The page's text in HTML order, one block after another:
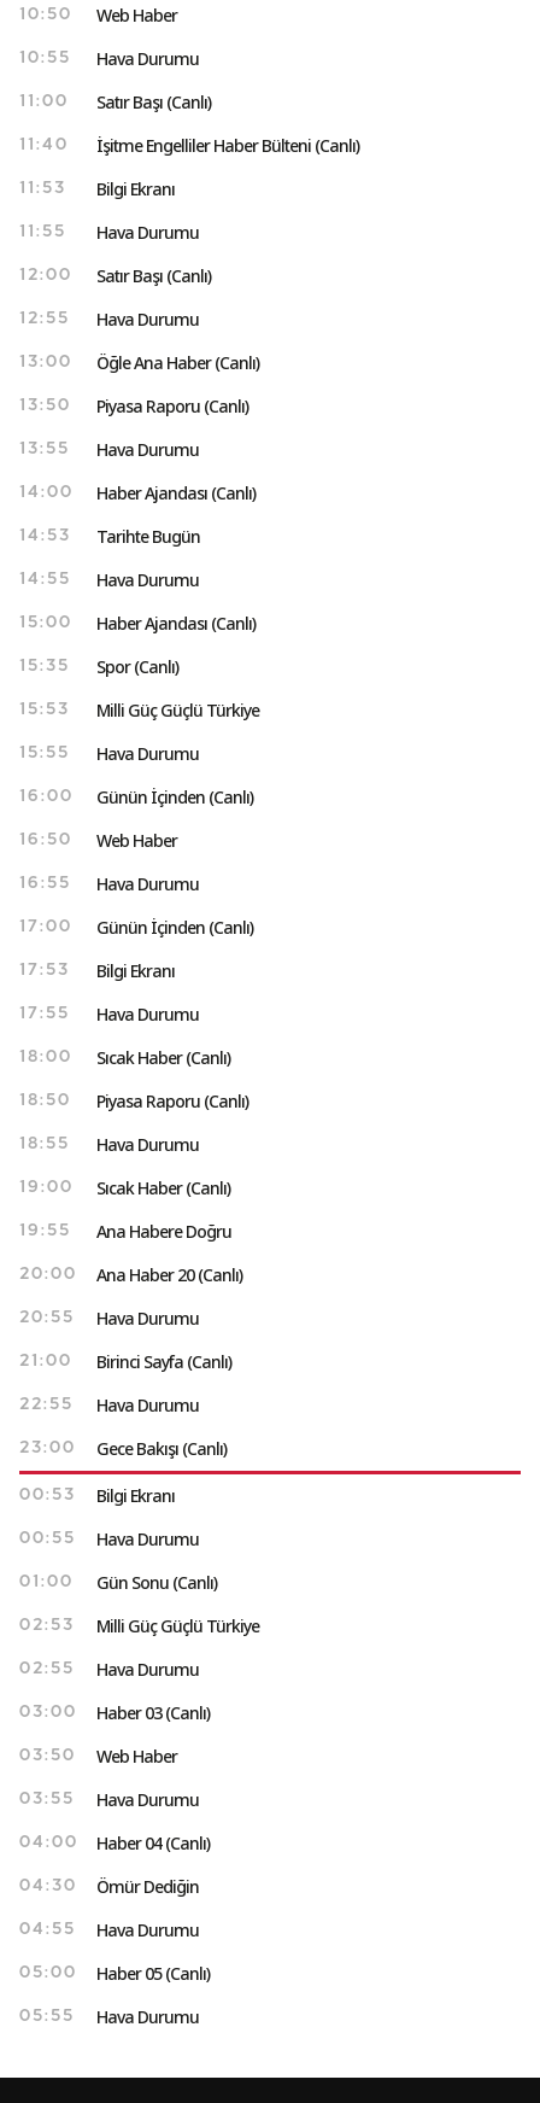
10:50 Web Haber
10:55 Hava Durumu
11:00 Satır Başı (Canlı)
11:40 İşitme Engelliler Haber Bülteni (Canlı)
11:53 Bilgi Ekranı
11:55 Hava Durumu
12:00 Satır Başı (Canlı)
12:55 Hava Durumu
13:00 Öğle Ana Haber (Canlı)
13:50 Piyasa Raporu (Canlı)
13:55 Hava Durumu
14:00 Haber Ajandası (Canlı)
14:53 Tarihte Bugün
14:55 Hava Durumu
15:00 Haber Ajandası (Canlı)
15:35 Spor (Canlı)
15:53 Milli Güç Güçlü Türkiye
15:55 Hava Durumu
16:00 Günün İçinden (Canlı)
16:50 Web Haber
16:55 Hava Durumu
17:00 Günün İçinden (Canlı)
17:53 Bilgi Ekranı
17:55 Hava Durumu
18:00 Sıcak Haber (Canlı)
18:50 Piyasa Raporu (Canlı)
18:55 Hava Durumu
19:00 Sıcak Haber (Canlı)
19:55 Ana Habere Doğru
20:00 Ana Haber 20 (Canlı)
20:55 Hava Durumu
21:00 Birinci Sayfa (Canlı)
22:55 Hava Durumu
23:00 Gece Bakışı (Canlı)
00:53 Bilgi Ekranı
00:55 Hava Durumu
01:00 Gün Sonu (Canlı)
02:53 Milli Güç Güçlü Türkiye
02:55 Hava Durumu
03:00 Haber 03 (Canlı)
03:50 Web Haber
03:55 Hava Durumu
04:00 Haber 04 (Canlı)
04:30 Ömür Dediğin
04:55 Hava Durumu
05:00 Haber 05 (Canlı)
05:55 Hava Durumu